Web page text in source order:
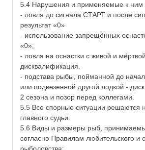
5.4 Нарушения и применяемые к ним
- ловля до сигнала СТАРТ и после
результат «0»
- использование запрещённых
«0»;
- ловля на оснастки с живой и
дисквалификация.
- подстава рыбы, пойманной до
или подвезенной другой лодкой -
2 сезона и позор перед коллегами.
5.5 Все спорные ситуации решаются
главного судьи.
5.6 Виды и размеры рыб,
согласно Правилам любительского и